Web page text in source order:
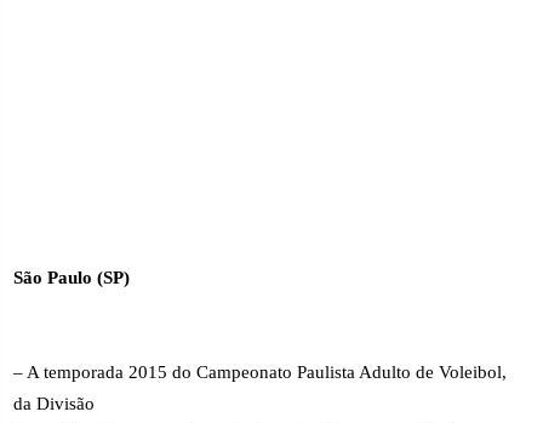
São Paulo (SP)
– A temporada 2015 do Campeonato Paulista Adulto de Voleibol,
da Divisão